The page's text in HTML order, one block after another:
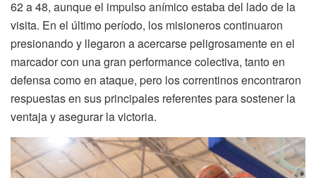
62 a 48, aunque el impulso anímico estaba del lado de la
visita. En el último período, los misioneros continuaron
presionando y llegaron a acercarse peligrosamente en el
marcador con una gran performance colectiva, tanto en
defensa como en ataque, pero los correntinos encontraron
respuestas en sus principales referentes para sostener la
ventaja y asegurar la victoria.